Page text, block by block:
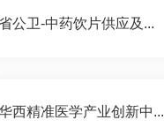
公卫-中药饮片供应及...
西精准医学产业创新中...